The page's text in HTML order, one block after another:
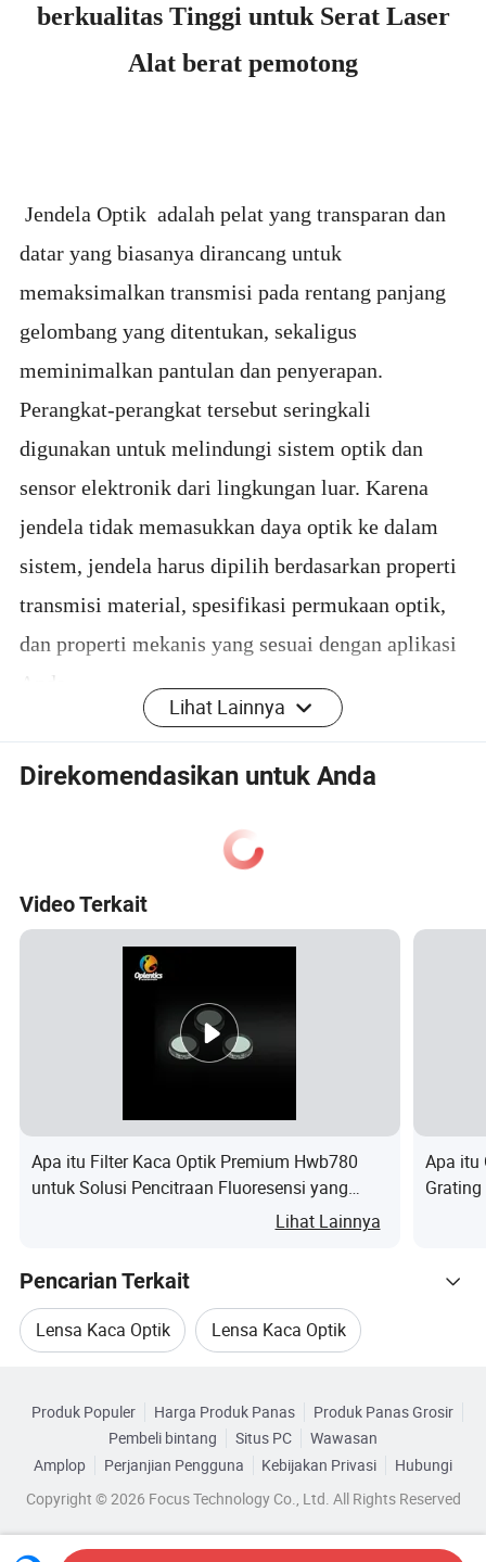
berkualitas Tinggi untuk Serat Laser
Alat berat pemotong
Jendela Optik adalah pelat yang transparan dan
datar yang biasanya dirancang untuk
memaksimalkan transmisi pada rentang panjang
gelombang yang ditentukan, sekaligus
meminimalkan pantulan dan penyerapan.
Perangkat-perangkat tersebut seringkali
digunakan untuk melindungi sistem optik dan
sensor elektronik dari lingkungan luar. Karena
jendela tidak memasukkan daya optik ke dalam
sistem, jendela harus dipilih berdasarkan properti
transmisi material, spesifikasi permukaan optik,
dan properti mekanis yang sesuai dengan aplikasi
Anda.
Properti Material
dan kekerasan substrat jendela bisa sangat penting
untuk memutuskan jendela mana yang merupakan
pilihan terbaik untuk aplikasi Anda. Gambar di
bawah ini menyorot daerah transmisi dari
Parameter produk
BK1 dan silica yang tergabung biasanya, kaca
optik terlihat, kaca optik inframerah, kaca
Toleransi
Presisi
rendah standar
v
d
±0.8% ±0.3%
Toleransi
dimensi (mm)
Lihat Lainnya
Direkomendasikan untuk Anda
Video Terkait
Apa itu Filter Kaca Optik Premium Hwb780
untuk Solusi Pencitraan Fluoresensi yang
Lihat Lainnya
Apa itu
Pencarian Terkait
Lensa Kaca Optik Lensa Kaca Optik
Sistem Optik Jendela Kaca Pelapis Optik
Telusuri menurut Kategori
Produk Populer Harga Produk Panas
Produk Panas Grosir
Pembeli bintang
Situs PC
Wawasan
Amplop
Perjanjian Pengguna Kebijakan Privasi
Hubungi
Copyright © 2026 Focus Technology Co., Ltd. All Rights Reserved